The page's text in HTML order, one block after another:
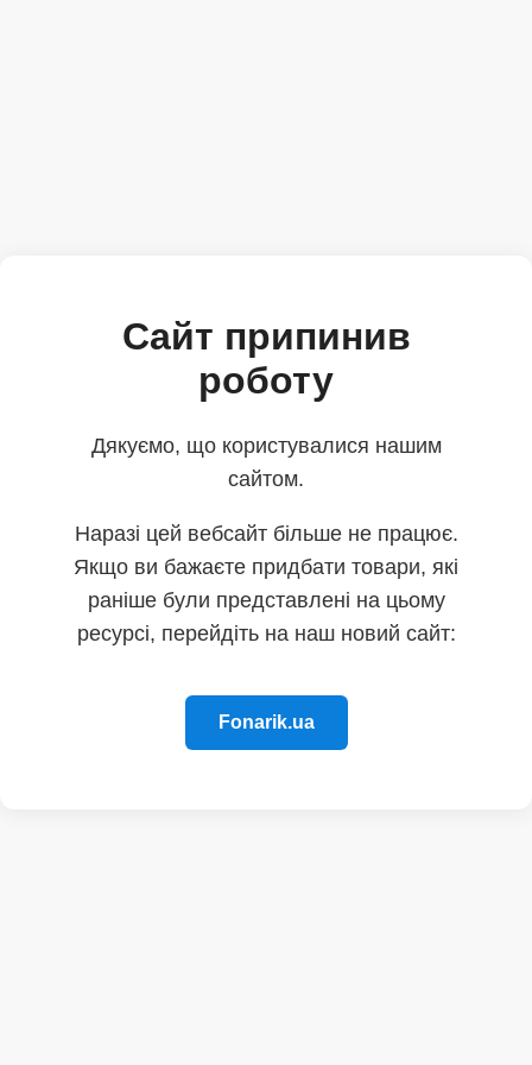
Сайт припинив
роботу
Дякуємо, що користувалися нашим
сайтом.
Наразі цей вебсайт більше не працює.
Якщо ви бажаєте придбати товари, які
раніше були представлені на цьому
ресурсі, перейдіть на наш новий сайт:
Fonarik.ua